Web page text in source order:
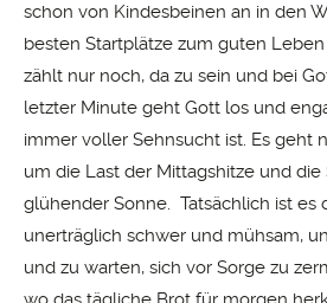
schon von Kindesbeinen an in den
besten Startplätze zum guten
zählt nur noch, da zu sein und bei
letzter Minute geht Gott los und
immer voller Sehnsucht ist. Es geht
um die Last der Mittagshitze und
glühender Sonne. Tatsächlich ist es
unerträglich schwer und mühsam,
und zu warten, sich vor Sorge zu